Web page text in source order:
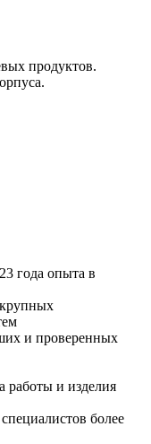
продуктов.
года опыта в
и проверенных
работы и изделия
более